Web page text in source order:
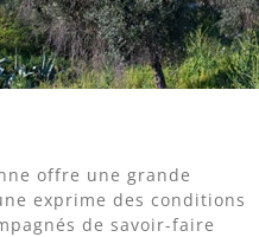
offre une grande
exprime des conditions
de savoir-faire